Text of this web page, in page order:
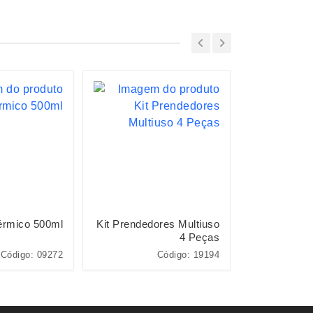
500ml
Código: 09272
Kit Prendedores Multiuso
4 Peças
Código: 19194